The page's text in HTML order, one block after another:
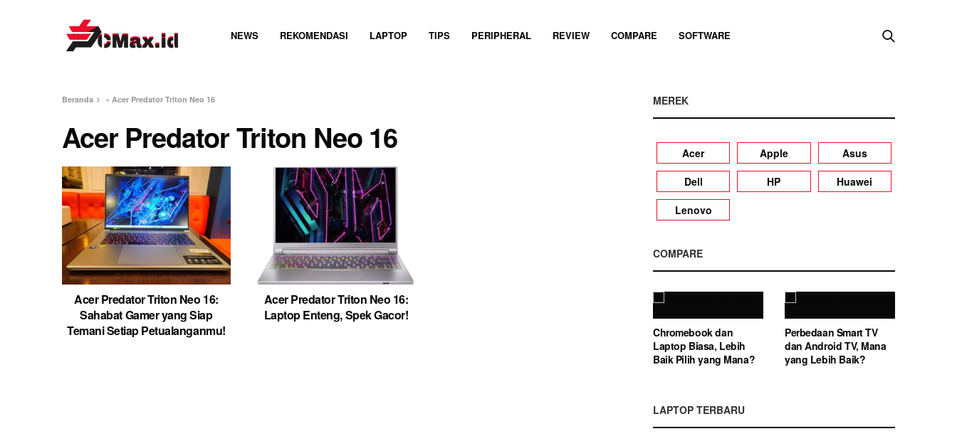
NEWS REKOMENDASI LAPTOP TIPS PERIPHERAL REVIEW COMPARE SOFTWARE
Beranda » Acer Predator Triton Neo 16
Acer Predator Triton Neo 16
Acer Predator Triton Neo 16:
Sahabat Gamer yang Siap
Temani Setiap Petualanganmu!
Acer Predator Triton Neo 16:
Laptop Enteng, Spek Gacor!
MEREK
Acer Apple
Asus
Dell
HP
Huawei
Lenovo
COMPARE
Chromebook dan
Laptop Biasa, Lebih
Baik Pilih yang Mana?
Perbedaan Smart TV
dan Android TV, Mana
yang Lebih Baik?
LAPTOP TERBARU